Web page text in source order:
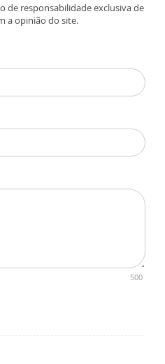
de responsabilidade exclusiva de
a opinião do site.
500